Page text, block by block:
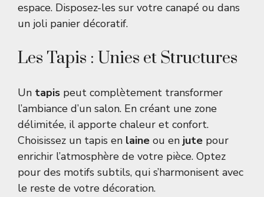
espace. Disposez-les sur votre canapé ou dans
un joli panier décoratif.
Les Tapis : Unies et Structures
Un tapis peut complètement transformer
l’ambiance d’un salon. En créant une zone
délimitée, il apporte chaleur et confort.
Choisissez un tapis en laine ou en jute pour
enrichir l’atmosphère de votre pièce. Optez
pour des motifs subtils, qui s’harmonisent avec
le reste de votre décoration.